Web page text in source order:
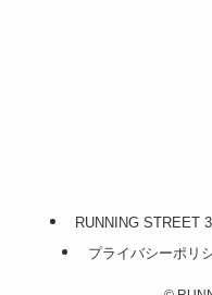
RUNNING STREET
プライバシーポリ